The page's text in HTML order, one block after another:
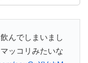
んでしまいまし
ッコリみたいな